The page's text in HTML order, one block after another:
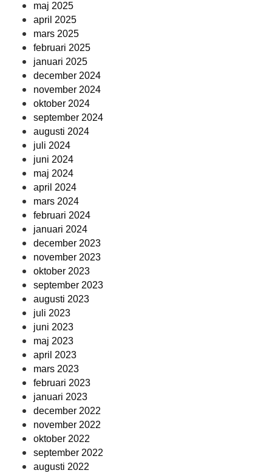
maj 2025
april 2025
mars 2025
februari 2025
januari 2025
december 2024
november 2024
oktober 2024
september 2024
augusti 2024
juli 2024
juni 2024
maj 2024
april 2024
mars 2024
februari 2024
januari 2024
december 2023
november 2023
oktober 2023
september 2023
augusti 2023
juli 2023
juni 2023
maj 2023
april 2023
mars 2023
februari 2023
januari 2023
december 2022
november 2022
oktober 2022
september 2022
augusti 2022